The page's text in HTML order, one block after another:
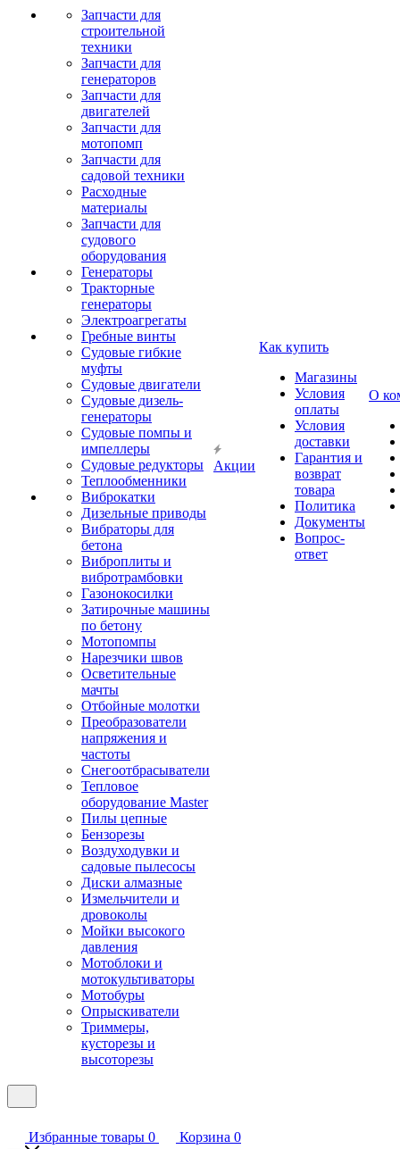
Запчасти для
строительной
техники
Запчасти для
генераторов
Запчасти для
двигателей
Запчасти для
мотопомп
Запчасти для
садовой техники
Расходные
материалы
Запчасти для
судового
оборудования
Генераторы
Тракторные
генераторы
Электроагрегаты
Гребные винты
Судовые гибкие
муфты
Судовые двигатели
Судовые дизель-
генераторы
Судовые помпы и
импеллеры
Судовые редукторы
Теплообменники
Виброкатки
Дизельные приводы
Вибраторы для
бетона
Виброплиты и
вибротрамбовки
Газонокосилки
Затирочные машины
по бетону
Мотопомпы
Нарезчики швов
Осветительные
мачты
Отбойные молотки
Преобразователи
напряжения и
частоты
Снегоотбрасыватели
Тепловое
оборудование Master
Пилы цепные
Бензорезы
Воздуходувки и
садовые пылесосы
Диски алмазные
Измельчители и
дровоколы
Мойки высокого
давления
Мотоблоки и
мотокультиваторы
Мотобуры
Опрыскиватели
Триммеры,
кусторезы и
высоторезы
Акции
Как купить
Магазины
Условия
оплаты
Условия
доставки
Гарантия и
возврат
товара
Политика
Документы
Вопрос-
ответ
О
Избранные товары 0 Корзина 0